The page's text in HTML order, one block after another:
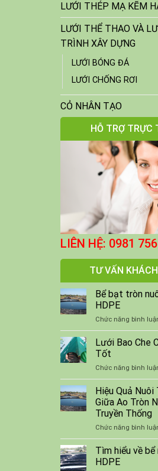
LƯỚI THÉP MẠ KẼM
LƯỚI THỂ THAO VÀ
TRÌNH XÂY DỰNG
LƯỚI BÓNG ĐÁ
LƯỚI CHỐNG RƠI
CỎ NHÂN TẠO
HỖ TRỢ TRỰC
LIÊN HỆ: 0981
TƯ VẤN
Bể bạt tròn
HDPE
Chức năng bình
Lưới Bao Che
Tốt
Chức năng bình
Hiệu Quả Nuôi
Giữa Ao Tròn
Truyền Thống
Chức năng bình
Tìm hiểu về
HDPE